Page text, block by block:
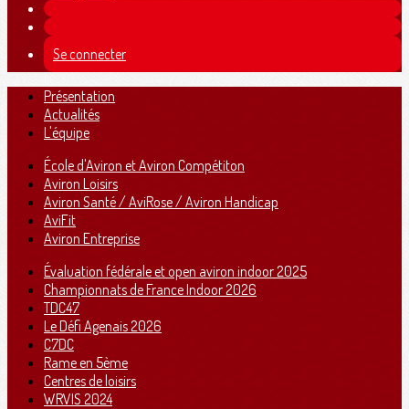
Se connecter
Présentation
Actualités
L'équipe
École d'Aviron et Aviron Compétiton
Aviron Loisirs
Aviron Santé / AviRose / Aviron Handicap
AviFit
Aviron Entreprise
Évaluation fédérale et open aviron indoor 2025
Championnats de France Indoor 2026
TDC47
Le Défi Agenais 2026
C7DC
Rame en 5ème
Centres de loisirs
WRVIS 2024